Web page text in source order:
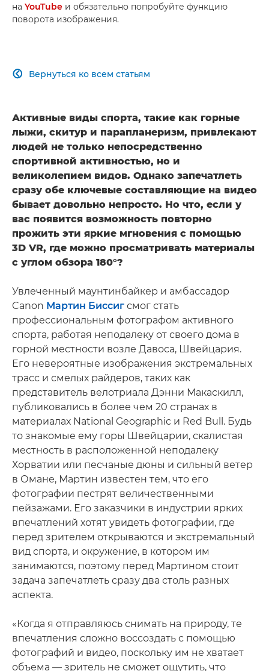
на YouTube и обязательно попробуйте функцию
поворота изображения.
Вернуться ко всем статьям

Активные виды спорта, такие как горные
лыжи, скитур и парапланеризм, привлекают
людей не только непосредственно
спортивной активностью, но и
великолепием видов. Однако запечатлеть
сразу обе ключевые составляющие на видео
бывает довольно непросто. Но что, если у
вас появится возможность повторно
прожить эти яркие мгновения с помощью
3D VR, где можно просматривать материалы
с углом обзора 180°?
Увлеченный маунтинбайкер и амбассадор
Canon Мартин Биссиг смог стать
профессиональным фотографом активного
спорта, работая неподалеку от своего дома в
горной местности возле Давоса, Швейцария.
Его невероятные изображения экстремальных
трасс и смелых райдеров, таких как
представитель велотриала Дэнни Макаскилл,
публиковались в более чем 20 странах в
материалах National Geographic и Red Bull. Будь
то знакомые ему горы Швейцарии, скалистая
местность в расположенной неподалеку
Хорватии или песчаные дюны и сильный ветер
в Омане, Мартин известен тем, что его
фотографии пестрят величественными
пейзажами. Его заказчики в индустрии ярких
впечатлений хотят увидеть фотографии, где
перед зрителем открываются и экстремальный
вид спорта, и окружение, в котором им
занимаются, поэтому перед Мартином стоит
задача запечатлеть сразу два столь разных
аспекта.
«Когда я отправляюсь снимать на природу, те
впечатления сложно воссоздать с помощью
фотографий и видео, поскольку им не хватает
объема — зритель не сможет ощутить, что